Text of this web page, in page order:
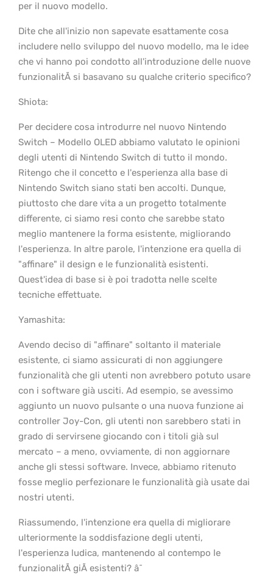
per il nuovo modello.
Dite che all'inizio non sapevate esattamente cosa
includere nello sviluppo del nuovo modello, ma le idee
che vi hanno poi condotto all'introduzione delle nuove
funzionalitÃ si basavano su qualche criterio specifico?
Shiota:
Per decidere cosa introdurre nel nuovo Nintendo
Switch – Modello OLED abbiamo valutato le opinioni
degli utenti di Nintendo Switch di tutto il mondo.
Ritengo che il concetto e l'esperienza alla base di
Nintendo Switch siano stati ben accolti. Dunque,
piuttosto che dare vita a un progetto totalmente
differente, ci siamo resi conto che sarebbe stato
meglio mantenere la forma esistente, migliorando
l'esperienza. In altre parole, l'intenzione era quella di
"affinare" il design e le funzionalità esistenti.
Quest'idea di base si è poi tradotta nelle scelte
tecniche effettuate.
Yamashita:
Avendo deciso di "affinare" soltanto il materiale
esistente, ci siamo assicurati di non aggiungere
funzionalità che gli utenti non avrebbero potuto usare
con i software già usciti. Ad esempio, se avessimo
aggiunto un nuovo pulsante o una nuova funzione ai
controller Joy-Con, gli utenti non sarebbero stati in
grado di servirsene giocando con i titoli già sul
mercato – a meno, ovviamente, di non aggiornare
anche gli stessi software. Invece, abbiamo ritenuto
fosse meglio perfezionare le funzionalità già usate dai
nostri utenti.
Riassumendo, l'intenzione era quella di migliorare
ulteriormente la soddisfazione degli utenti,
l'esperienza ludica, mantenendo al contempo le
funzionalitÃ giÃ esistenti? â¯